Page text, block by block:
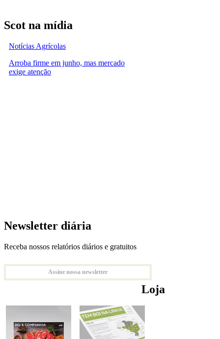
Scot na mídia
Notícias Agrícolas
Arroba firme em junho, mas mercado
exige atenção
Newsletter diária
Receba nossos relatórios diários e gratuitos
Assine nossa newsletter
Loja